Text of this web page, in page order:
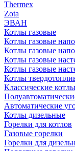
Thermex
Zota
ЭВАН
Котлы газовые
Котлы газовые
Котлы газовые
Котлы газовые
Котлы газовые
Котлы
Классические котлы
Автоматические
Котлы дизельные
Горелки для котлов
Газовые горелки
Горелки для